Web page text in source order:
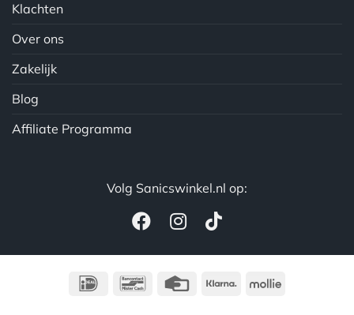
Klachten
Over ons
Zakelijk
Blog
Affiliate Programma
Volg Sanicswinkel.nl op:
IDeal BancontactCredit
Klarna Mollie